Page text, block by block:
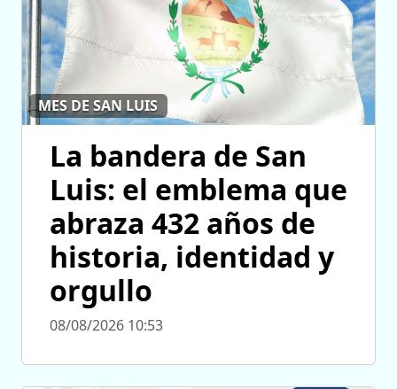
MES DE SAN LUIS
La bandera de San
Luis: el emblema que
abraza 432 años de
historia, identidad y
orgullo
08/08/2026 10:53